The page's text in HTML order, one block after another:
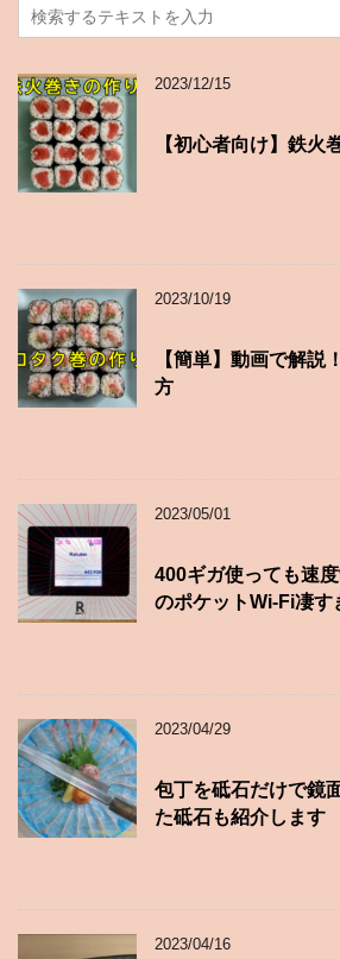
2023/12/15
【初心者向け】鉄火
2023/10/19
【簡単】動画で解説
方
2023/05/01
400ギガ使っても速
のポケットWi-Fi凄す
2023/04/29
包丁を砥石だけで鏡
た砥石も紹介します
2023/04/16